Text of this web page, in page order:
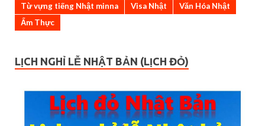
Từ vựng tiếng Nhật minna
Visa Nhật
Văn Hóa Nhật
Ẩm Thực
LỊCH NGHỈ LỄ NHẬT BẢN (LỊCH ĐỎ)